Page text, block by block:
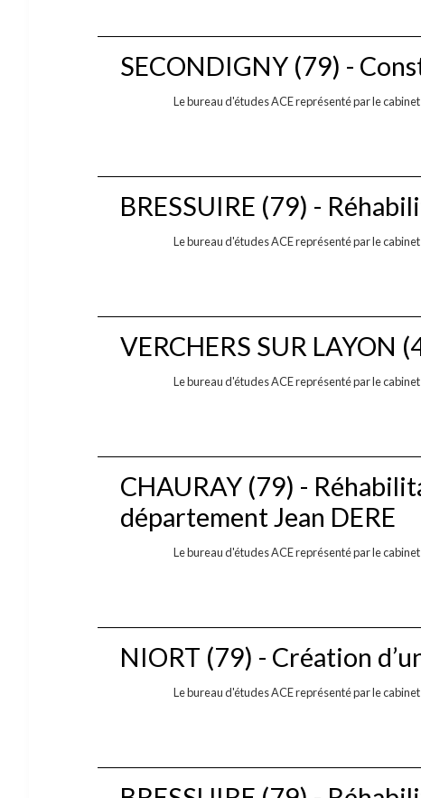
SECONDIGNY (79) -
Le bureau d'études ACE représenté par le
BRESSUIRE (79) -
Le bureau d'études ACE représenté par le
VERCHERS SUR LAYON
Le bureau d'études ACE représenté par le
CHAURAY (79) -
département Jean DERE
Le bureau d'études ACE représenté par le
NIORT (79) - Création
Le bureau d'études ACE représenté par le